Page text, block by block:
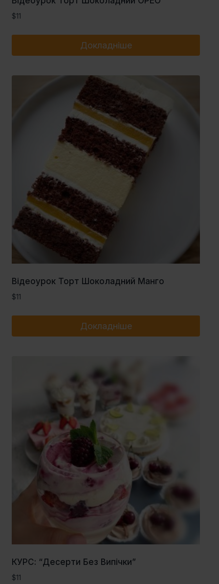
$11
Докладніше
Відеоурок Торт Шоколадний Манго
$11
Докладніше
КУРС: “Десерти Без Випічки”
$11